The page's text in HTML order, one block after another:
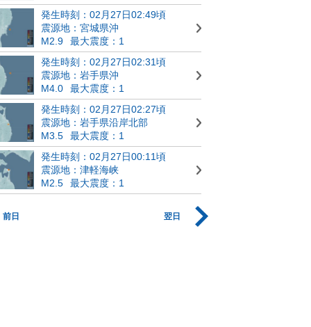
発生時刻：02月27日02:49頃
震源地：宮城県沖
M2.9
最大震度：1
発生時刻：02月27日02:31頃
震源地：岩手県沖
M4.0
最大震度：1
発生時刻：02月27日02:27頃
震源地：岩手県沿岸北部
M3.5
最大震度：1
発生時刻：02月27日00:11頃
震源地：津軽海峡
M2.5
最大震度：1
前日 翌日